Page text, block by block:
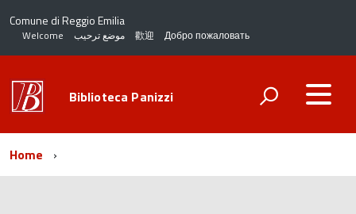
Comune di Reggio Emilia
Welcome موضع ترحيب 歡迎 Добро пожаловать
Biblioteca Panizzi
Home